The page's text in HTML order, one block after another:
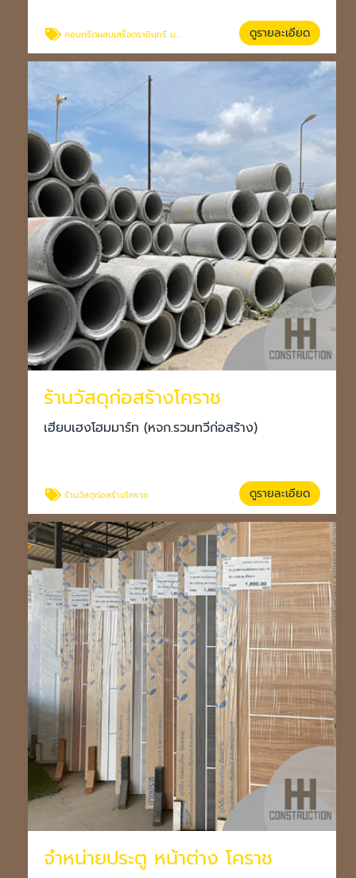
คอนกรีตผสมเสร็จตราอินทรี นครราชสีมา ดูรายละเอียด
ร้านวัสดุก่อสร้างโคราช
เฮียบเฮงโฮมมาร์ท (หจก.รวมทวีก่อสร้าง)
ร้านวัสดุก่อสร้างโคราช ดูรายละเอียด
จำหน่ายประตู หน้าต่าง โคราช